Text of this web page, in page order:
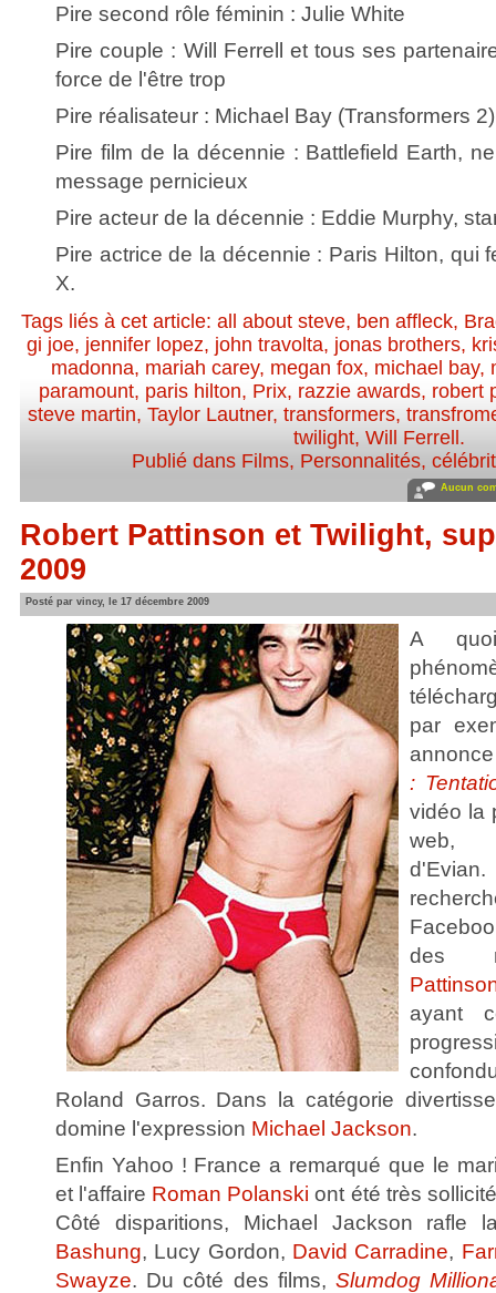
Pire second rôle féminin : Julie White
Pire couple : Will Ferrell et tous ses
force de l'être trop
Pire réalisateur : Michael Bay (Transformers
Pire film de la décennie : Battlefield Earth,
message pernicieux
Pire acteur de la décennie : Eddie Murphy,
Pire actrice de la décennie : Paris Hilton, qui
X.
Tags liés à cet article:all about steve, ben affleck,
gi joe, jennifer lopez, john travolta, jonas brothers,
madonna, mariah carey, megan fox, michael bay,
paramount, paris hilton, Prix, razzie awards, robert
steve martin,Taylor Lautner,transformers,
twilight,Will Ferrell .
Publié dans Films, Personnalités,
Aucun
Robert Pattinson et Twilight,
2009
Posté par vincy, le 17 décembre 2009
A
par
:
vidéo la
web,
des
ayant
Roland Garros. Dans la catégorie
domine l'expression Michael Jackson.
Enfin Yahoo ! France a remarqué que le
et l'affaire Roman Polanski ont été très
Côté disparitions, Michael Jackson rafle
Bashung, Lucy Gordon, David Carradine,
Swayze. Du côté des films,Slumdog